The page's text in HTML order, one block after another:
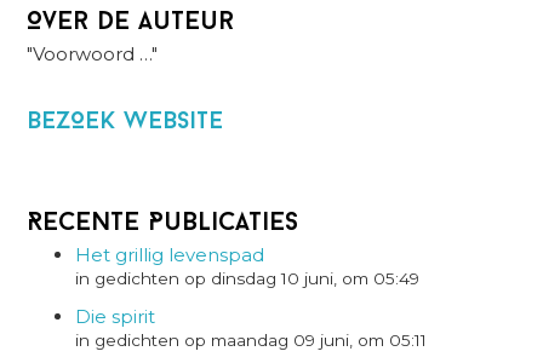
Over de auteur
"Voorwoord …"
BezOek website
Recente Publicaties
Het grillig levenspad
in gedichten op dinsdag 10 juni, om 05:49
Die spirit
in gedichten op maandag 09 juni, om 05:11